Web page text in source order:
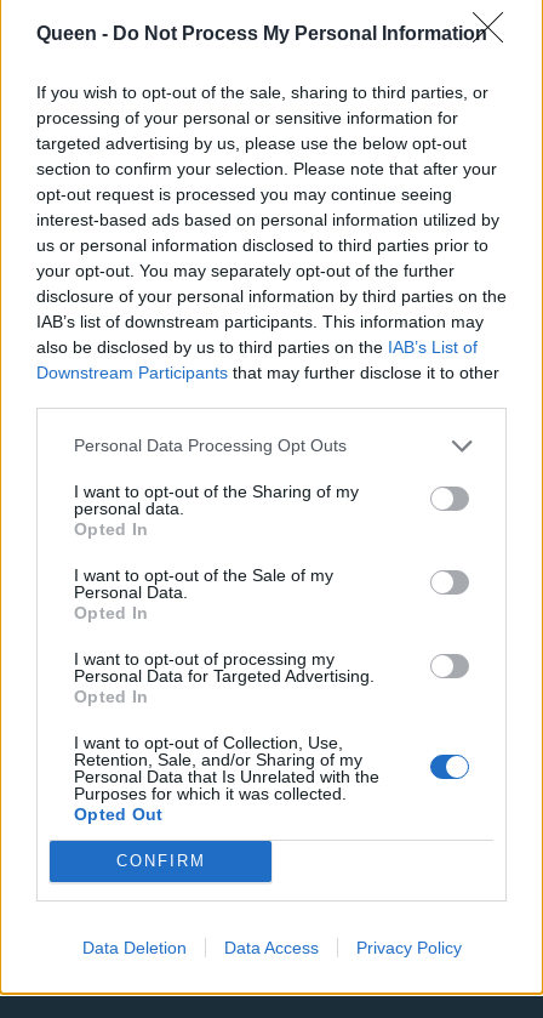
Queen - Do Not Process My Personal Information
If you wish to opt-out of the sale, sharing to third parties, or
processing of your personal or sensitive information for
targeted advertising by us, please use the below opt-out
section to confirm your selection. Please note that after your
opt-out request is processed you may continue seeing
interest-based ads based on personal information utilized by
us or personal information disclosed to third parties prior to
your opt-out. You may separately opt-out of the further
disclosure of your personal information by third parties on the
IAB’s list of downstream participants. This information may
also be disclosed by us to third parties on the IAB’s List of
Downstream Participants that may further disclose it to other
Personal Data Processing Opt Outs
I want to opt-out of the Sharing of my
personal data.
Opted In
I want to opt-out of the Sale of my
Personal Data.
Opted In
I want to opt-out of processing my
Personal Data for Targeted Advertising.
Opted In
I want to opt-out of Collection, Use,
Retention, Sale, and/or Sharing of my
Personal Data that Is Unrelated with the
Purposes for which it was collected.
Opted Out
CONFIRM
Data Deletion Data Access Privacy Policy
https://www.instagram.com/p/Bwq1r3Tjr56
AMAL CLOONEY AMAL CLOONEY ΕΓΚΥΟΣ
Related